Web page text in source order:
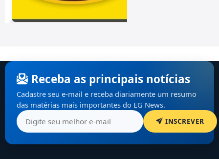
Receba as principais notícias
Cadastre seu e-mail e receba diariamente um resumo
das matérias mais importantes do EG News.
INSCREVER